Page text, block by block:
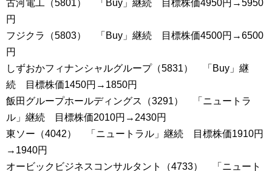
古河電工（5801） 「Buy」継続 目標株価4950円→5950
円
フジクラ（5803） 「Buy」継続 目標株価4500円→6500
円
しずおかフィナンシャルグループ（5831） 「Buy」継
続 目標株価1450円→1850円
飯田グループホールディングス（3291） 「ニュートラ
ル」継続 目標株価2010円→2430円
東ソー（4042） 「ニュートラル」継続 目標株価1910円
→1940円
オービックビジネスコンサルタント（4733） 「ニュート